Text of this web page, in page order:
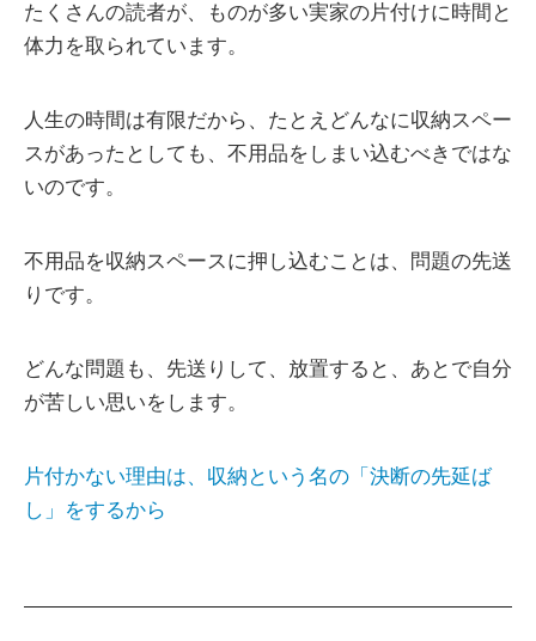
たくさんの読者が、ものが多い実家の片付けに時間と
体力を取られています。
人生の時間は有限だから、たとえどんなに収納スペー
スがあったとしても、不用品をしまい込むべきではな
いのです。
不用品を収納スペースに押し込むことは、問題の先送
りです。
どんな問題も、先送りして、放置すると、あとで自分
が苦しい思いをします。
片付かない理由は、収納という名の「決断の先延ば
し」をするから